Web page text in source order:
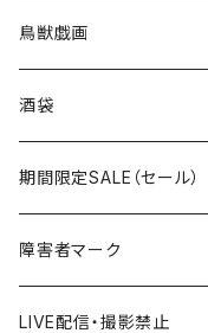
国道600～699号線
ROUTE100～199号線
ROUTE 0～99号線
ROUTE 100～199号線
キャップ
ROUTE 0～99号線
ROUTE 100～199号線
青森県
岩手県
宮城県
秋田県
Tシャツ
山形県
ステッカー
鳥獣戯画
酒袋
期間限定SALE（セール）
障害者マーク
LIVE配信・撮影禁止